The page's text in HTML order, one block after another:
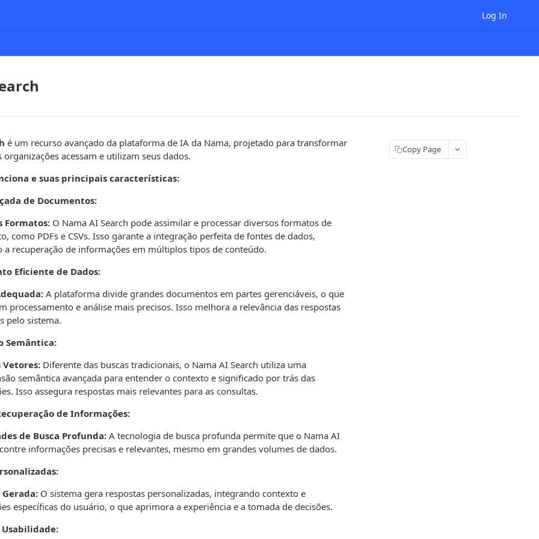
Log In
é um recurso avançado da plataforma de IA da Nama, projetado para transformar
acessam e utilizam seus dados.
e suas principais características:
de Documentos:
Formatos: O Nama AI Search pode assimilar e processar diversos formatos de
como PDFs e CSVs. Isso garante a integração perfeita de fontes de dados,
a recuperação de informações em múltiplos tipos de conteúdo.
Eficiente de Dados:
A plataforma divide grandes documentos em partes gerenciáveis, o que
processamento e análise mais precisos. Isso melhora a relevância das respostas
pelo sistema.
Semântica:
Vetores: Diferente das buscas tradicionais, o Nama AI Search utiliza uma
semântica avançada para entender o contexto e significado por trás das
Isso assegura respostas mais relevantes para as consultas.
de Informações:
de Busca Profunda:A tecnologia de busca profunda permite que o Nama AI
informações precisas e relevantes, mesmo em grandes volumes de dados.
Gerada: O sistema gera respostas personalizadas, integrando contexto e
específicas do usuário, o que aprimora a experiência e a tomada de decisões.
Copy Page